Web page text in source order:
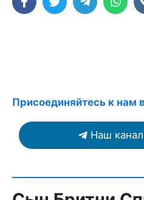
Присоединяйтесь к нам
Наш